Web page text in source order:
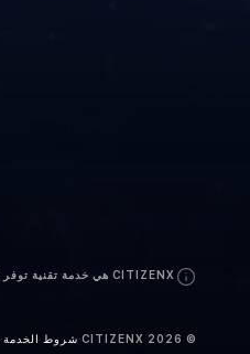
CITIZENX هي خدمة تقنية توفر المعلومات والوصول إلى أدوات الخدمة الذاتية. نحن لسنا مكتب محاماة ولا نقدم استشارات قانونية أو ضريبية أو محاسبية. إذا كانت لديك اعتبارات فريدة، يرجى التحدث مع محامٍ في ولايتك القضائية قبل المتابعة.
©
2026
·شروط الخدمة·